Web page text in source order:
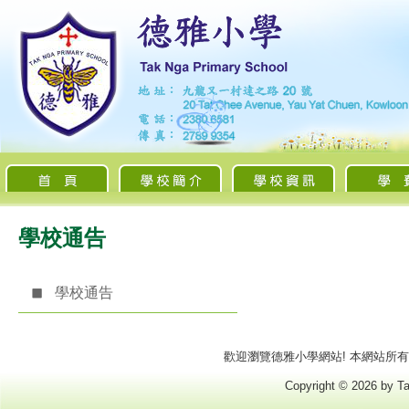
學校通告
學校通告
歡迎瀏覽德雅小學網站! 本網站所
Copyright © 2026 by